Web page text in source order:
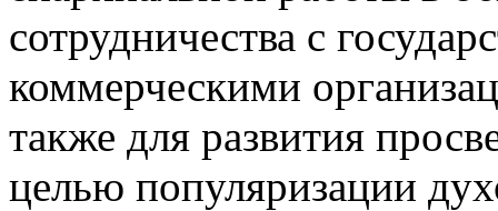
сотрудничества с
коммерческими
также для развития
целью популяризации